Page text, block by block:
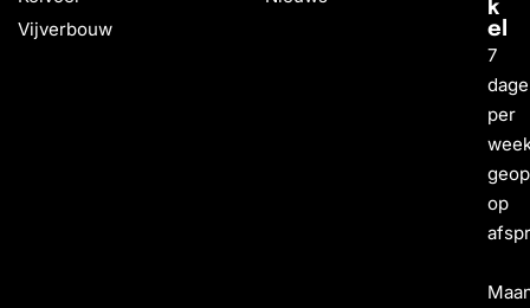
Vijverbouw
k
el
7
per
op